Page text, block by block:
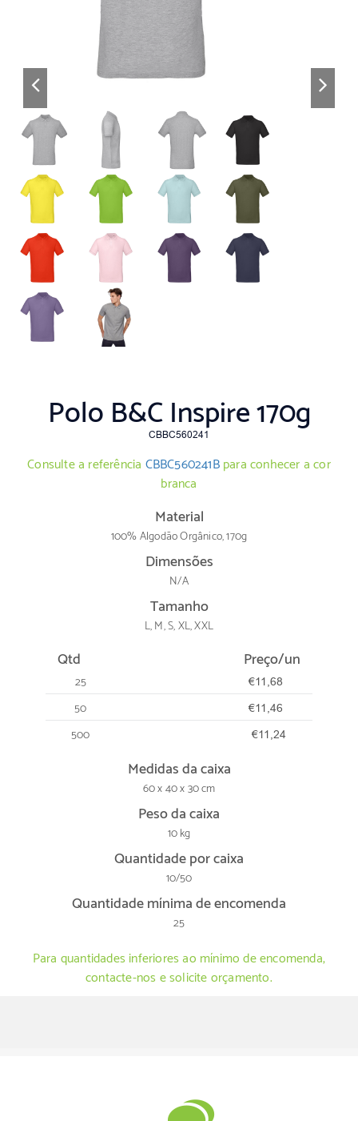
Polo B&C Inspire 170g
CBBC560241
Consulte a referência CBBC560241Bpara conhecer a cor
branca
Material
100% Algodão Orgânico, 170g
Dimensões
N/A
Tamanho
L, M, S, XL, XXL
Qtd Preço/un
25 €11,68
50 €11,46
500 €11,24
Medidas da caixa
60 x 40 x 30 cm
Peso da caixa
10 kg
Quantidade por caixa
10/50
Quantidade mínima de encomenda
25
Para quantidades inferiores ao mínimo de encomenda,
contacte-nos e solicite orçamento.